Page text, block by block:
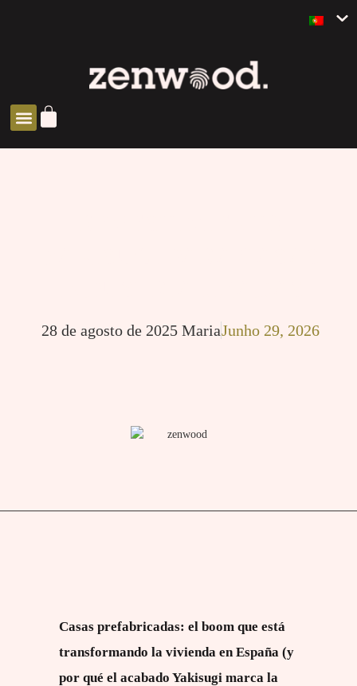
28 de agosto de 2025 MariaJunho 29, 2026
Casas prefabricadas: el boom que está
transformando la vivienda en España (y
por qué el acabado Yakisugi marca la